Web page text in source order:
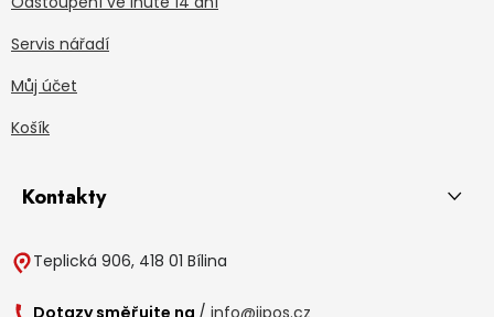
Servis nářadí
Můj účet
Košík
Kontakty
Teplická 906, 418 01 Bílina